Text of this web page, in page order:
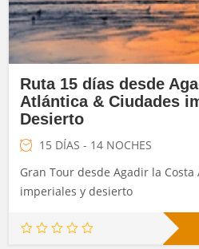
Ruta 15 días desde
Atlántica & Ciudades
Desierto
15 DÍAS - 14 NOCHES
Gran Tour desde Agadir la
imperiales y desierto